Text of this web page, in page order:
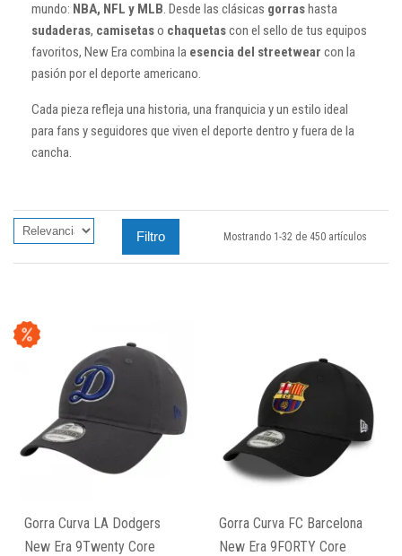
mundo: NBA, NFL y MLB. Desde las clásicas gorrashasta
sudaderas, camisetaso chaquetascon el sello de tus equipos
favoritos, New Era combina la esencia del streetwear con la
pasión por el deporte americano.
Cada pieza refleja una historia, una franquicia y un estilo ideal
para fans y seguidores que viven el deporte dentro y fuera de la
cancha.
Filtro Mostrando 1-32 de 450 artículos
Gorra Curva LA Dodgers
New Era 9Twenty Core
Gorra Curva FC Barcelona
New Era 9FORTY Core